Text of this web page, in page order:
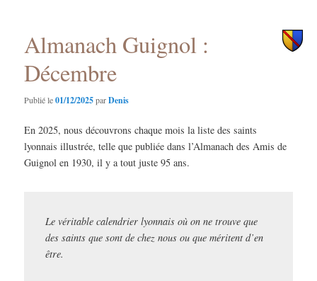
Almanach Guignol :
Décembre
Publié le01/12/2025parDenis
En 2025, nous découvrons chaque mois la liste des saints
lyonnais illustrée, telle que publiée dans l’Almanach des Amis de
Guignol en 1930, il y a tout juste 95 ans.
Le véritable calendrier lyonnais où on ne trouve que
des saints que sont de chez nous ou que méritent d’en
être.